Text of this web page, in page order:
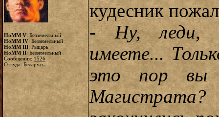
HoMM V: Безземельный
HoMM IV: Безземельный
HoMM III: Рыцарь
HoMM II: Безземельный
Сообщения: 1526
Откуда: Беларусь
кудесник
- Ну, леди,
имеете...
это пор вы